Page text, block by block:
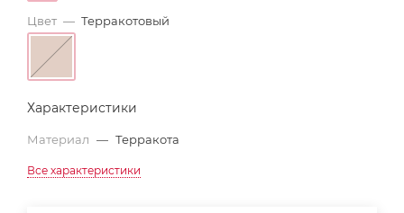
Цвет — Терракотовый
Характеристики
Материал — Терракота
Все характеристики